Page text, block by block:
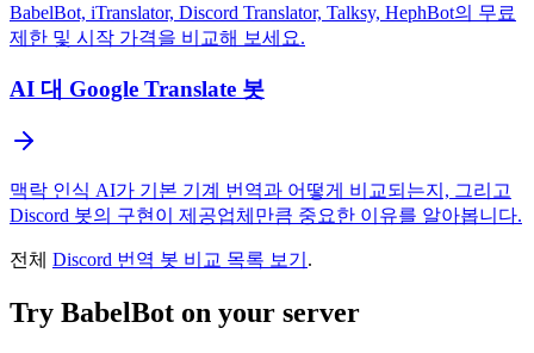
BabelBot, iTranslator, Discord Translator, Talksy, HephBot의 무료
제한 및 시작 가격을 비교해 보세요.
AI 대 Google Translate 봇
맥락 인식 AI가 기본 기계 번역과 어떻게 비교되는지, 그리고
Discord 봇의 구현이 제공업체만큼 중요한 이유를 알아봅니다.
전체 Discord 번역 봇 비교 목록 보기 .
Try BabelBot on your server